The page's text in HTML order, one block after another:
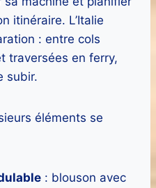
itinéraire. L’Italie
: entre cols
traversées en ferry,
subir.
éléments se
: blouson avec